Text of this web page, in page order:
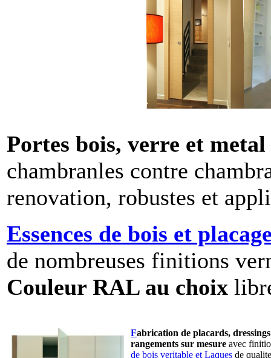
Portes bois, verre et
chambranles contre
renovation, robustes et
Essences de bois et
de nombreuses finitions
Couleur RAL au choix
Fabrication de placards,
rangements sur mesure avec
de bois veritable et Laques de qualite